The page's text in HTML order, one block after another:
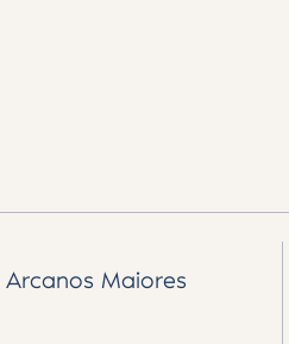
Maiores